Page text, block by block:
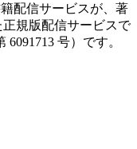
配信サービスが、著
規版配信サービスで
号）です。